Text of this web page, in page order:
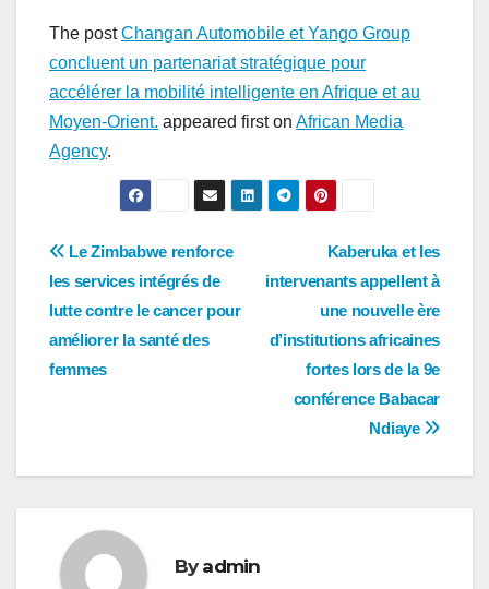
The postChangan Automobile et Yango Group
concluent un partenariat stratégique pour
accélérer la mobilité intelligente en Afrique et au
Moyen-Orient. appeared first on African Media
Agency.
Navigation
de
l’article
Kaberuka et les
intervenants appellent à
une nouvelle ère
d’institutions africaines
fortes lors de la 9e
conférence Babacar
Ndiaye
Le Zimbabwe renforce
les services intégrés de
lutte contre le cancer pour
améliorer la santé des
femmes
By admin